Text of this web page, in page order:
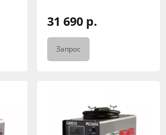
31 690 р.
Запрос